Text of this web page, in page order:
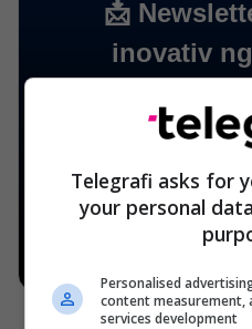
Telegrafi asks for
your personal
Personalised
content measurement,
services development